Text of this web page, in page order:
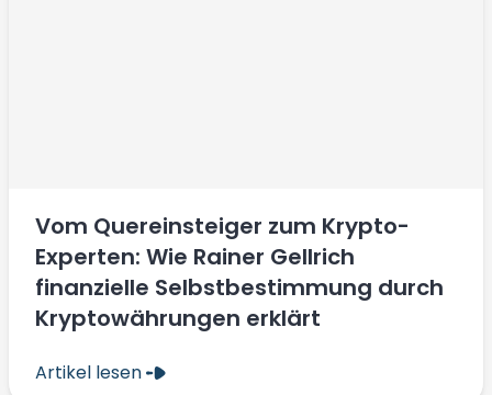
Vom Quereinsteiger zum Krypto-
Experten: Wie Rainer Gellrich
finanzielle Selbstbestimmung durch
Kryptowährungen erklärt
Artikel lesen